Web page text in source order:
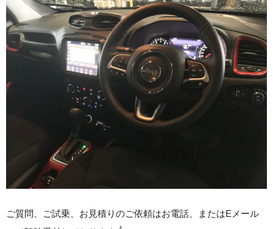
ご質問、ご試乗、お見積りのご依頼はお電話、またはEメール